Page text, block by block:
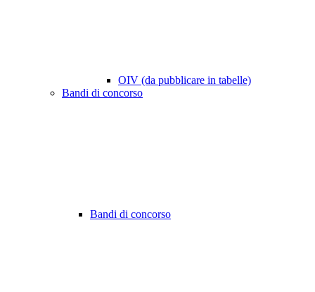
OIV (da pubblicare in tabelle)
Bandi di concorso
Bandi di concorso